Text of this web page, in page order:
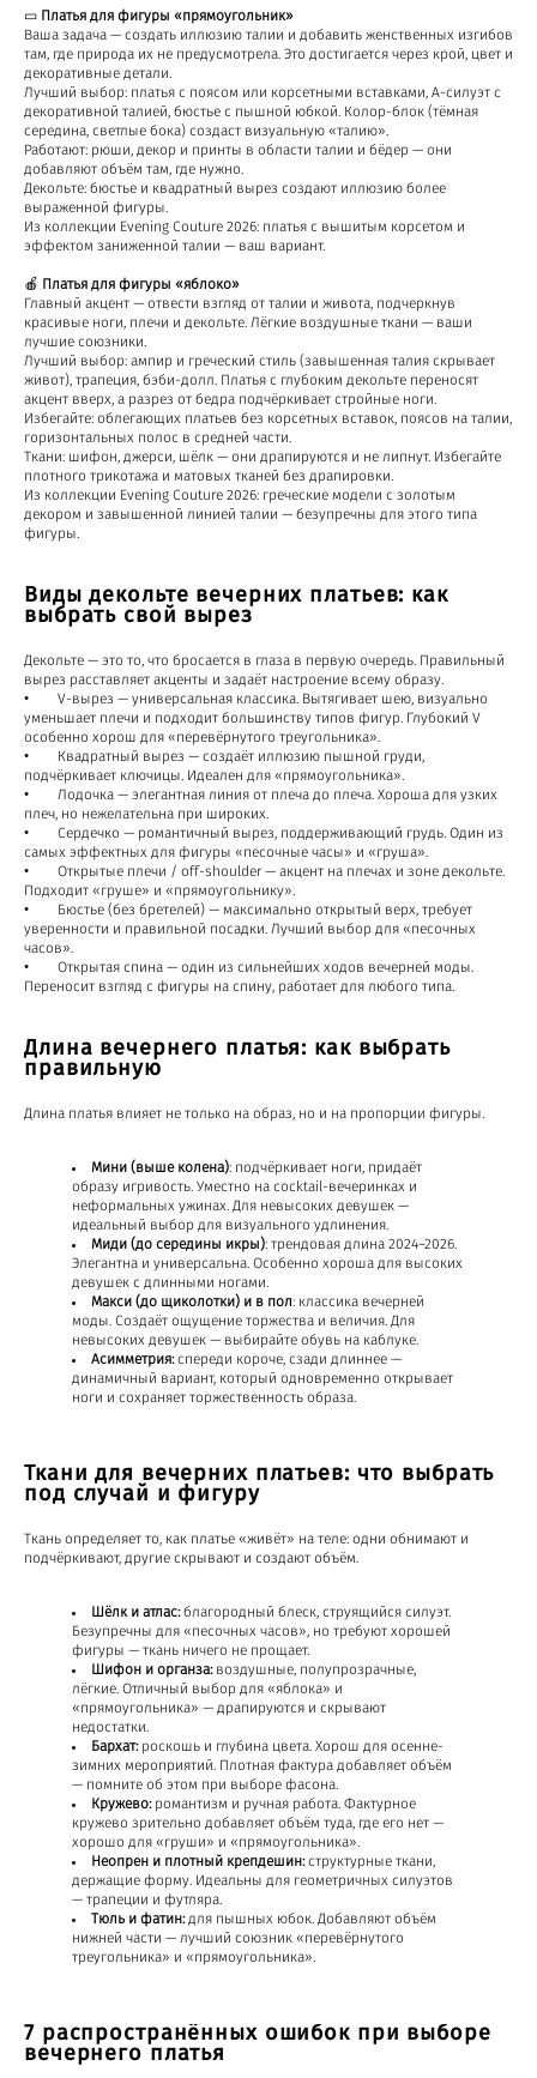
▭ Платья для фигуры «прямоугольник»
Ваша задача — создать иллюзию талии и добавить женственных изгибов
там, где природа их не предусмотрела. Это достигается через крой, цвет и
декоративные детали.
Лучший выбор: платья с поясом или корсетными вставками, А-силуэт с
декоративной талией, бюстье с пышной юбкой. Колор-блок (тёмная
середина, светлые бока) создаст визуальную «талию».
Работают: рюши, декор и принты в области талии и бёдер — они
добавляют объём там, где нужно.
Декольте: бюстье и квадратный вырез создают иллюзию более
выраженной фигуры.
Из коллекции Evening Couture 2026: платья с вышитым корсетом и
эффектом заниженной талии — ваш вариант.
🍎 Платья для фигуры «яблоко»
Главный акцент — отвести взгляд от талии и живота, подчеркнув
красивые ноги, плечи и декольте. Лёгкие воздушные ткани — ваши
лучшие союзники.
Лучший выбор: ампир и греческий стиль (завышенная талия скрывает
живот), трапеция, бэби-долл. Платья с глубоким декольте переносят
акцент вверх, а разрез от бедра подчёркивает стройные ноги.
Избегайте: облегающих платьев без корсетных вставок, поясов на талии,
горизонтальных полос в средней части.
Ткани: шифон, джерси, шёлк — они драпируются и не липнут. Избегайте
плотного трикотажа и матовых тканей без драпировки.
Из коллекции Evening Couture 2026: греческие модели с золотым
декором и завышенной линией талии — безупречны для этого типа
фигуры.
Виды декольте вечерних платьев: как
выбрать свой вырез
Декольте — это то, что бросается в глаза в первую очередь. Правильный
вырез расставляет акценты и задаёт настроение всему образу.
• V-вырез — универсальная классика. Вытягивает шею, визуально
уменьшает плечи и подходит большинству типов фигур. Глубокий V
особенно хорош для «перевёрнутого треугольника».
• Квадратный вырез — создаёт иллюзию пышной груди,
подчёркивает ключицы. Идеален для «прямоугольника».
• Лодочка — элегантная линия от плеча до плеча. Хороша для узких
плеч, но нежелательна при широких.
• Сердечко — романтичный вырез, поддерживающий грудь. Один из
самых эффектных для фигуры «песочные часы» и «груша».
• Открытые плечи / off-shoulder — акцент на плечах и зоне декольте.
Подходит «груше» и «прямоугольнику».
• Бюстье (без бретелей) — максимально открытый верх, требует
уверенности и правильной посадки. Лучший выбор для «песочных
часов».
• Открытая спина — один из сильнейших ходов вечерней моды.
Переносит взгляд с фигуры на спину, работает для любого типа.
Длина вечернего платья: как выбрать
правильную
Длина платья влияет не только на образ, но и на пропорции фигуры.
Мини (выше колена): подчёркивает ноги, придаёт
образу игривость. Уместно на cocktail-вечеринках и
неформальных ужинах. Для невысоких девушек —
идеальный выбор для визуального удлинения.
Миди (до середины икры): трендовая длина 2024–2026.
Элегантна и универсальна. Особенно хороша для высоких
девушек с длинными ногами.
Макси (до щиколотки) и в пол: классика вечерней
моды. Создаёт ощущение торжества и величия. Для
невысоких девушек — выбирайте обувь на каблуке.
Асимметрия:спереди короче, сзади длиннее —
динамичный вариант, который одновременно открывает
ноги и сохраняет торжественность образа.
Ткани для вечерних платьев: что выбрать
под случай и фигуру
Ткань определяет то, как платье «живёт» на теле: одни обнимают и
подчёркивают, другие скрывают и создают объём.
Шёлк и атлас:благородный блеск, струящийся силуэт.
Безупречны для «песочных часов», но требуют хорошей
фигуры — ткань ничего не прощает.
Шифон и органза:воздушные, полупрозрачные,
лёгкие. Отличный выбор для «яблока» и
«прямоугольника» — драпируются и скрывают
недостатки.
Бархат: роскошь и глубина цвета. Хорош для осенне-
зимних мероприятий. Плотная фактура добавляет объём
— помните об этом при выборе фасона.
Кружево: романтизм и ручная работа. Фактурное
кружево зрительно добавляет объём туда, где его нет —
хорошо для «груши» и «прямоугольника».
Неопрен и плотный крепдешин:структурные ткани,
держащие форму. Идеальны для геометричных силуэтов
— трапеции и футляра.
Тюль и фатин: для пышных юбок. Добавляют объём
нижней части — лучший союзник «перевёрнутого
треугольника» и «прямоугольника».
7 распространённых ошибок при выборе
вечернего платья